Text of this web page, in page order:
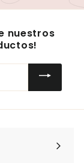
nuestros